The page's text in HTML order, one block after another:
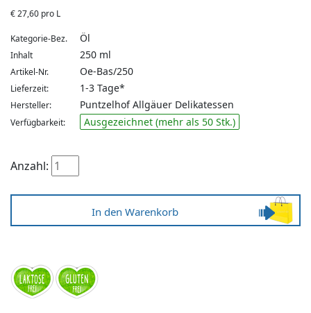
€27,60 pro L
Kategorie-Bez. Öl
Inhalt 250 ml
Artikel-Nr. Oe-Bas/250
Lieferzeit: 1-3 Tage*
Hersteller: Puntzelhof Allgäuer Delikatessen
Verfügbarkeit: Ausgezeichnet (mehr als 50 Stk.)
Anzahl: